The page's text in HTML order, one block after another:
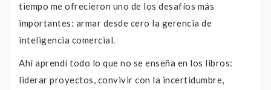
tiempo me ofrecieron uno de los desafíos más
importantes: armar desde cero la gerencia de
inteligencia comercial.
Ahí aprendí todo lo que no se enseña en los libros:
liderar proyectos, convivir con la incertidumbre,